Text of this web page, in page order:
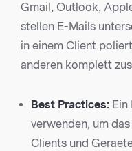
Gmail, Outlook,
stellen E-Mails
in einem Client
anderen komplett
Best Practices: Ein
verwenden, um
Clients und